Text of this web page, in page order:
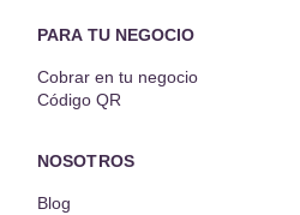
PARA TU NEGOCIO
Cobrar en tu negocio
Código QR
NOSOTROS
Blog